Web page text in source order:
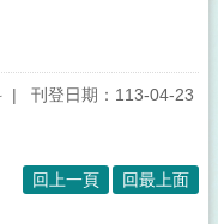
刊登日期：113-04-23
回上一頁 回最上面